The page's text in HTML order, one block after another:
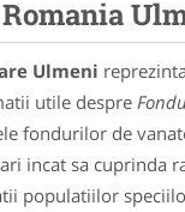
Ulmeni
utile despre
fondurilor de
incat sa cuprinda
populatiilor